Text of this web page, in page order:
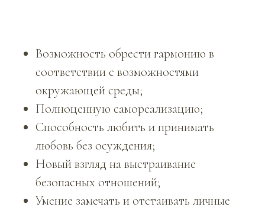
Возможность обрести гармонию в
соответствии с возможностями
окружающей среды;
Полноценную самореализацию;
Способность любить и принимать
любовь без осуждения;
Новый взгляд на выстраивание
безопасных отношений;
Умение замечать и отстаивать личные